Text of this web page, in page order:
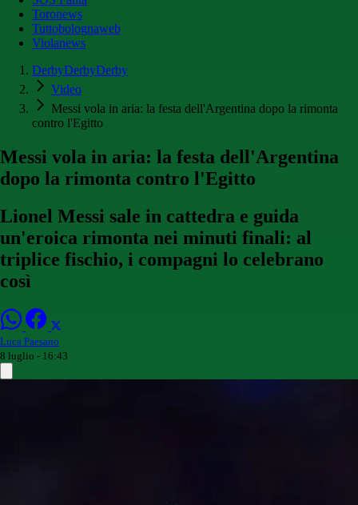
Toronews
Tuttobolognaweb
Violanews
DerbyDerbyDerby
Video
Messi vola in aria: la festa dell'Argentina dopo la rimonta
contro l'Egitto
Messi vola in aria: la festa dell'Argentina
dopo la rimonta contro l'Egitto
Lionel Messi sale in cattedra e guida
un'eroica rimonta nei minuti finali: al
triplice fischio, i compagni lo celebrano
così
Luca Paesano
8 luglio - 16:43